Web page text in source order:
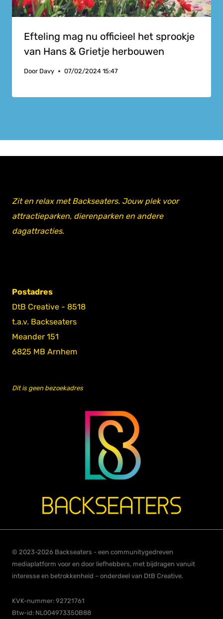
Efteling mag nu officieel het sprookje
van Hans & Grietje herbouwen
Door Davy 07/02/2024 15:47
Zit en relax met Backseaters. Jouw plek voor
attractieparken, dierenparken en andere
dagattracties.
Postadres
DtB Creative - 8518
t.a.v. Backseaters
Meander 151
6825 MB Arnhem
Dit is geen bezoekadres
© 2023-2026 Backseaters - een communitygedreven
mediaplatform voor en door liefhebbers, met bijdragen vanuit
interesse en betrokkenheid – onderdeel van DtB Creative.
KVK-nummer: 92721761
Btw-id: NL004973350B88